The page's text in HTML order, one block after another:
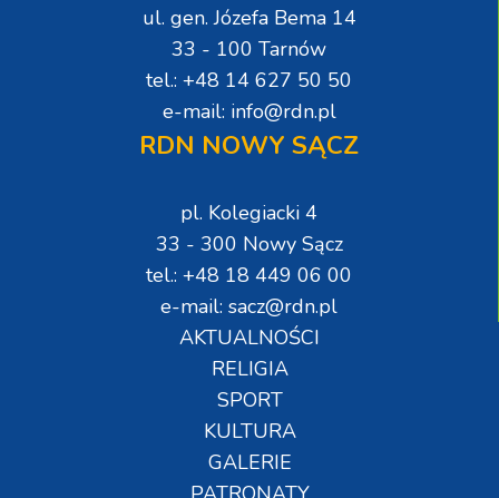
ul. gen. Józefa Bema 14
33 - 100 Tarnów
tel.: +48 14 627 50 50
e-mail: info@rdn.pl
RDN NOWY SĄCZ
pl. Kolegiacki 4
33 - 300 Nowy Sącz
tel.: +48 18 449 06 00
e-mail: sacz@rdn.pl
AKTUALNOŚCI
RELIGIA
SPORT
KULTURA
GALERIE